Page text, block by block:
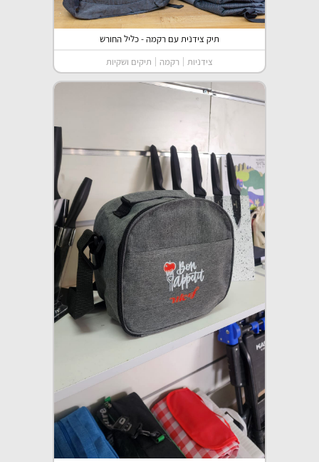
תיק צידנית עם רקמה - כליל החורש
צידניות רקמה תיקים ושקיות